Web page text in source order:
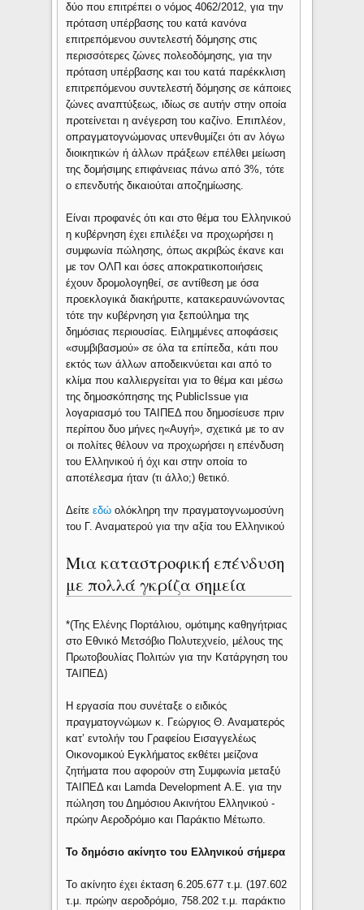
δύο που επιτρέπει ο νόμος 4062/2012, για την
πρόταση υπέρβασης του κατά κανόνα
επιτρεπόμενου συντελεστή δόμησης στις
περισσότερες ζώνες πολεοδόμησης, για την
πρόταση υπέρβασης και του κατά παρέκκλιση
επιτρεπόμενου συντελεστή δόμησης σε κάποιες
ζώνες αναπτύξεως, ιδίως σε αυτήν στην οποία
προτείνεται η ανέγερση του καζίνο. Επιπλέον,
οπραγματογνώμονας υπενθυμίζει ότι αν λόγω
διοικητικών ή άλλων πράξεων επέλθει μείωση
της δομήσιμης επιφάνειας πάνω από 3%, τότε
ο επενδυτής δικαιούται αποζημίωσης.
Είναι προφανές ότι και στο θέμα του Ελληνικού
η κυβέρνηση έχει επιλέξει να προχωρήσει η
συμφωνία πώλησης, όπως ακριβώς έκανε και
με τον ΟΛΠ και όσες αποκρατικοποιήσεις
έχουν δρομολογηθεί, σε αντίθεση με όσα
προεκλογικά διακήρυττε, κατακεραυνώνοντας
τότε την κυβέρνηση για ξεπούλημα της
δημόσιας περιουσίας. Ειλημμένες αποφάσεις
«συμβιβασμού» σε όλα τα επίπεδα, κάτι που
εκτός των άλλων αποδεικνύεται και από το
κλίμα που καλλιεργείται για το θέμα και μέσω
της δημοσκόπησης της PublicIssue για
λογαριασμό του ΤΑΙΠΕΔ που δημοσίευσε πριν
περίπου δυο μήνες η«Αυγή», σχετικά με το αν
οι πολίτες θέλουν να προχωρήσει η επένδυση
του Ελληνικού ή όχι και στην οποία το
αποτέλεσμα ήταν (τι άλλο;) θετικό.
Δείτεεδώολόκληρη την πραγματογνωμοσύνη
του Γ. Αναματερού για την αξία του Ελληνικού
Μια καταστροφική επένδυση
με πολλά γκρίζα σημεία
*(Της Ελένης Πορτάλιου, ομότιμης καθηγήτριας
στο Εθνικό Μετσόβιο Πολυτεχνείο, μέλους της
Πρωτοβουλίας Πολιτών για την Κατάργηση του
ΤΑΙΠΕΔ)
Η εργασία που συνέταξε ο ειδικός
πραγματογνώμων κ. Γεώργιος Θ. Αναματερός
κατ’ εντολήν του Γραφείου Εισαγγελέως
Οικονομικού Εγκλήματος εκθέτει μείζονα
ζητήματα που αφορούν στη Συμφωνία μεταξύ
ΤΑΙΠΕΔ και Lamda Development Α.Ε. για την
πώληση του Δημόσιου Ακινήτου Ελληνικού -
πρώην Αεροδρόμιο και Παράκτιο Μέτωπο.
Το δημόσιο ακίνητο του Ελληνικού σήμερα
Το ακίνητο έχει έκταση 6.205.677 τ.μ. (197.602
τ.μ. πρώην αεροδρόμιο, 758.202 τ.μ. παράκτιο